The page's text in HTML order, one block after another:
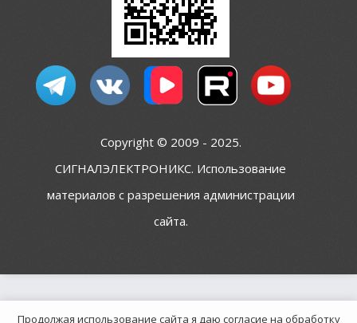
Продолжая использование сайта я даю согласие на обработку
Copyright © 2009 - 2025.
СИГНАЛЭЛЕКТРОНИКС. Использование
материалов с разрешения администрации
сайта.